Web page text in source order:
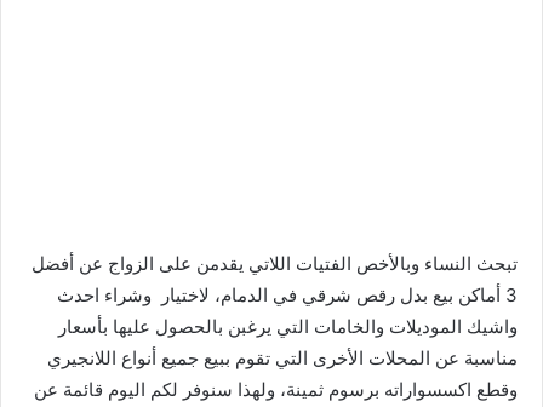
تبحث النساء وبالأخص الفتيات اللاتي يقدمن على الزواج عن أفضل
3 أماكن بيع بدل رقص شرقي في الدمام، لاختيار وشراء احدث
واشيك الموديلات والخامات التي يرغبن بالحصول عليها بأسعار
مناسبة عن المحلات الأخرى التي تقوم ببيع جميع أنواع اللانجيري
وقطع اكسسواراته برسوم ثمينة، ولهذا سنوفر لكم اليوم قائمة عن